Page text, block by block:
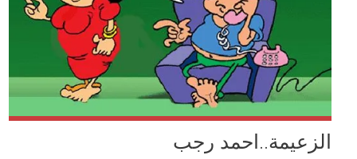
الزعيمة..احمد رجب